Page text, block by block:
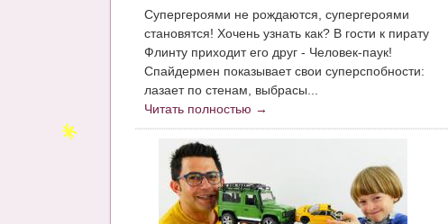
Супергероями не рождаются, супергероями
становятся! Хочень узнать как? В гости к пирату
Флинту приходит его друг - Человек-паук!
Спайдермен показывает свои суперспобности:
лазает по стенам, выбрасы...
Читать полностью →